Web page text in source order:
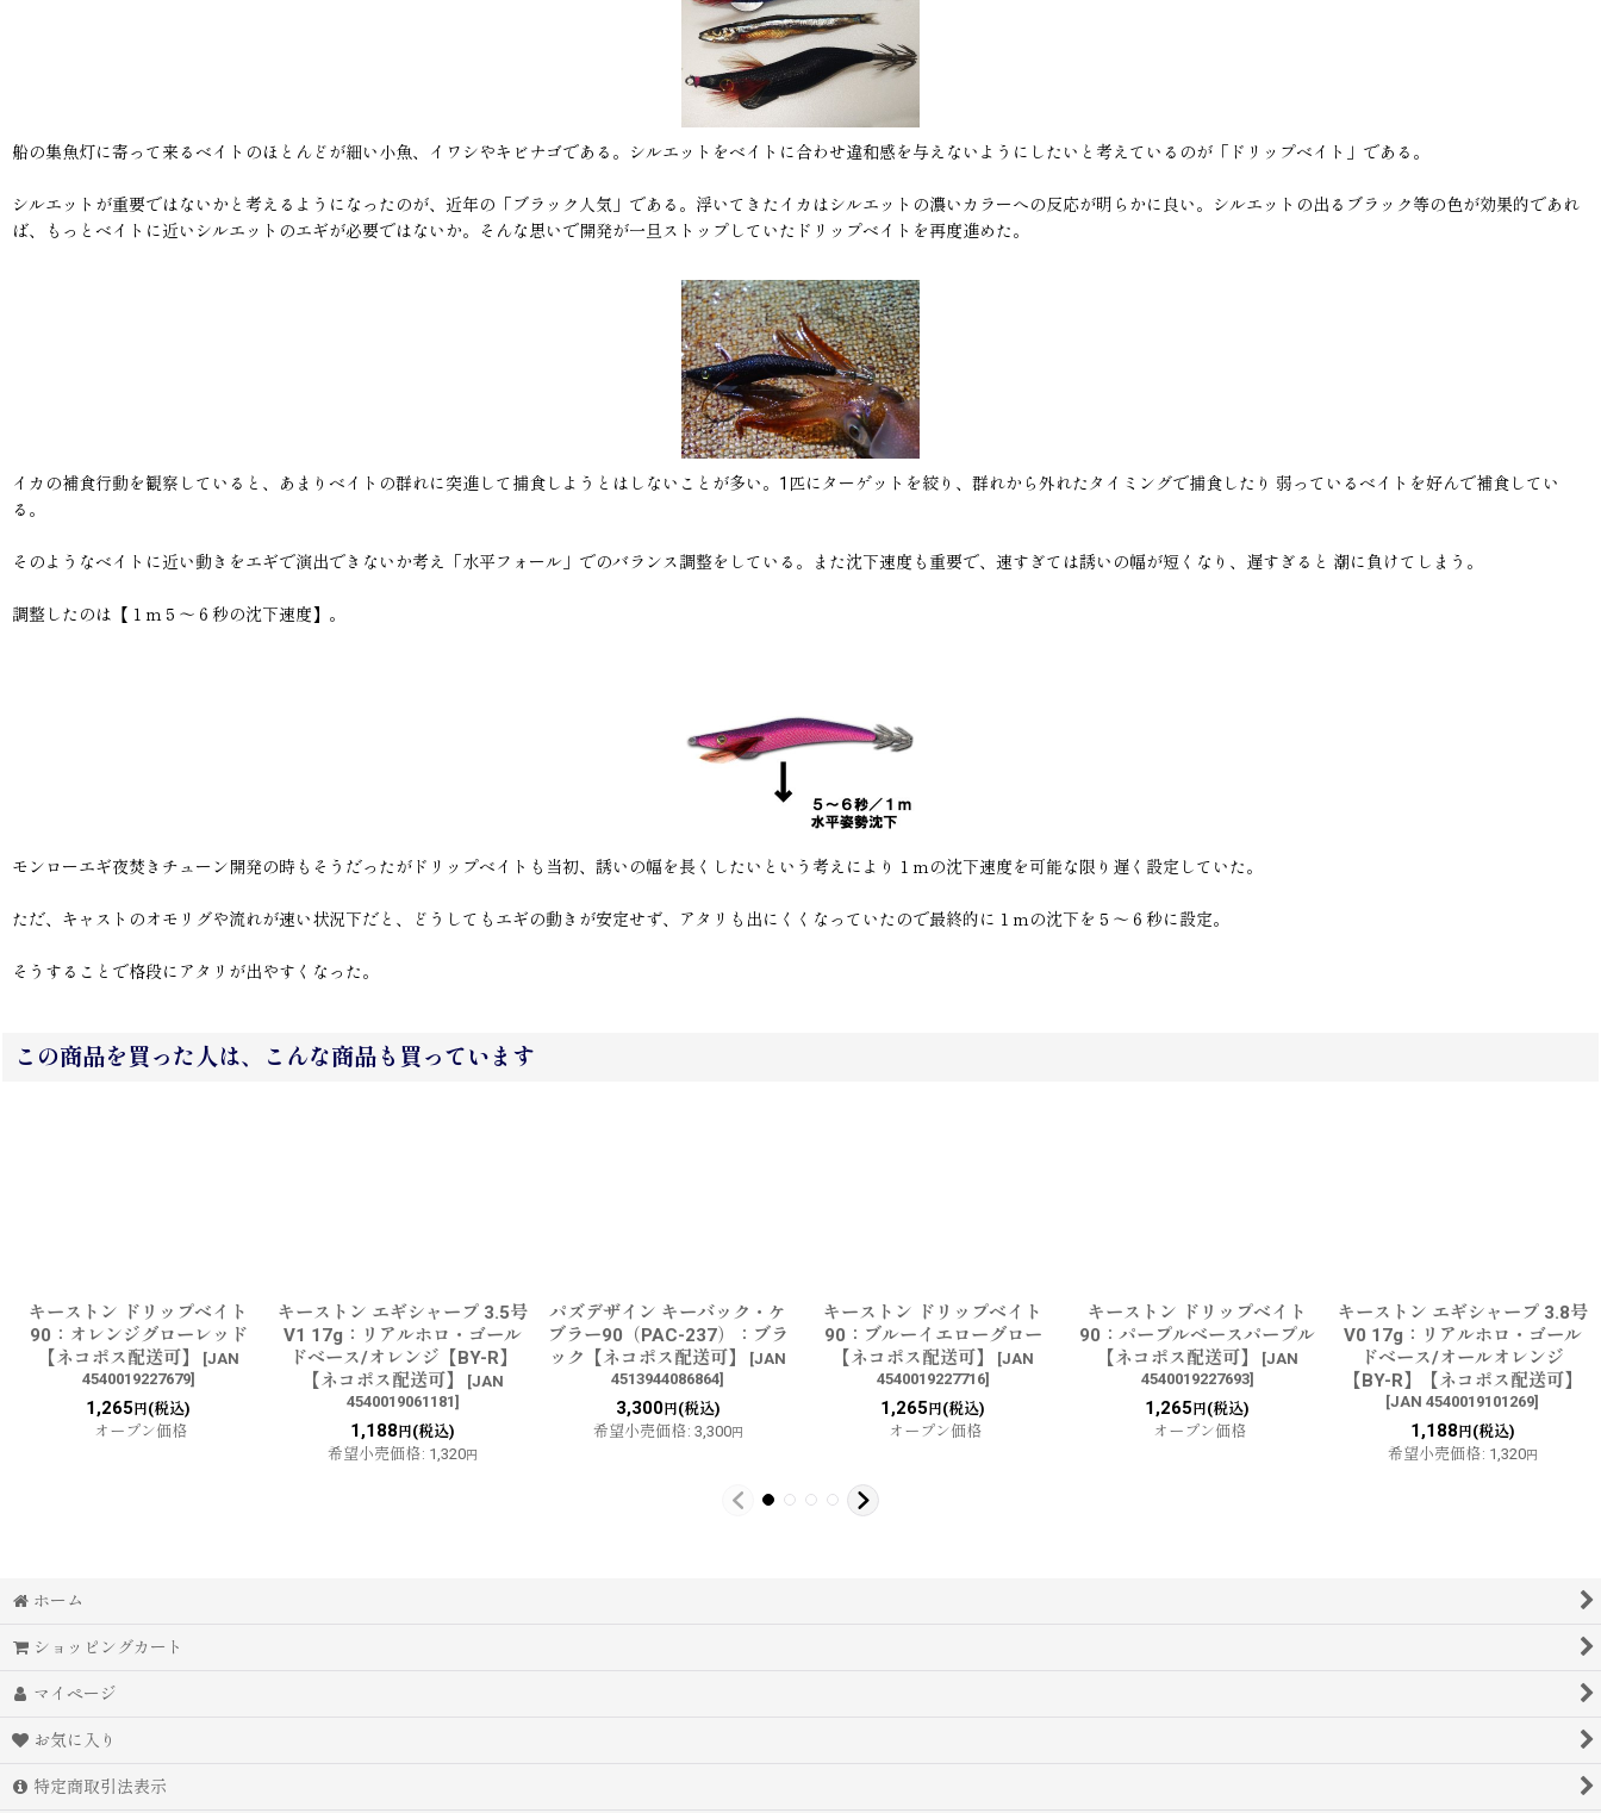
船の集魚灯に寄って来るベイトのほとんどが細い小魚、イワシやキビナゴである。シルエットをベイトに合わせ違和感を与えないようにしたいと考えているのが「ドリップベイト」である。
シルエットが重要ではないかと考えるようになったのが、近年の「ブラック人気」である。浮いてきたイカはシルエットの濃いカラーへの反応が明らかに良い。シルエットの出るブラック等の色が効果的であれ
ば、もっとベイトに近いシルエットのエギが必要ではないか。そんな思いで開発が一旦ストップしていたドリップベイトを再度進めた。
イカの補食行動を観察していると、あまりベイトの群れに突進して捕食しようとはしないことが多い。1匹にターゲットを絞り、群れから外れたタイミングで捕食したり 弱っているベイトを好んで補食してい
る。
そのようなベイトに近い動きをエギで演出できないか考え「水平フォール」でのバランス調整をしている。また沈下速度も重要で、速すぎては誘いの幅が短くなり、遅すぎると 潮に負けてしまう。
調整したのは【１ｍ５〜６秒の沈下速度】。
モンローエギ夜焚きチューン開発の時もそうだったがドリップベイトも当初、誘いの幅を長くしたいという考えにより１ｍの沈下速度を可能な限り遅く設定していた。
ただ、キャストのオモリグや流れが速い状況下だと、どうしてもエギの動きが安定せず、アタリも出にくくなっていたので最終的に１ｍの沈下を５〜６秒に設定。
そうすることで格段にアタリが出やすくなった。
この商品を買った人は、こんな商品も買っています
キーストン ドリップベイト
90：オレンジグローレッド
【ネコポス配送可】
[JAN
4540019227679]
1,265 円(税込)
オープン価格
キーストン エギシャープ 3.5号
V1 17g：リアルホロ・ゴール
ドベース/オレンジ【BY-R】
【ネコポス配送可】
[JAN
4540019061181]
1,188 円(税込)
希望小売価格: 1,320円
パズデザイン キーバック・ケ
ブラー90（PAC-237）：ブラ
ック【ネコポス配送可】
[JAN
4513944086864]
3,300円(税込)
希望小売価格: 3,300円
キーストン ドリップベイト
90：ブルーイエローグロー
【ネコポス配送可】
[JAN
4540019227716]
1,265 円(税込)
オープン価格
キーストン ドリップベイト
90：パープルベースパープル
【ネコポス配送可】
[JAN
4540019227693]
1,265 円(税込)
オープン価格
キーストン エギシャープ 3.8号
V0 17g：リアルホロ・ゴール
ドベース/オールオレンジ
【BY-R】【ネコポス配送可】
[JAN 4540019101269]
1,188 円(税込)
希望小売価格: 1,320円
ホーム
ショッピングカート
マイページ
お気に入り
特定商取引法表示